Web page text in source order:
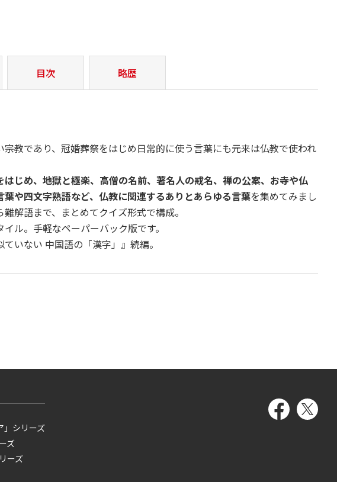
目次 略歴
教であり、冠婚葬祭をはじめ日常的に使う言葉にも元来は仏教で使われ
じめ、地獄と極楽、高僧の名前、著名人の戒名、禅の公案、お寺や仏
や四文字熟語など、仏教に関連するありとあらゆる言葉を集めてみまし
解語まで、まとめてクイズ形式で構成。
ル。手軽なペーパーバック版です。
いない 中国語の「漢字」』続編。
」シリーズ
ズ
ーズ